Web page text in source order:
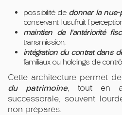
possibilité de donner la nue-
conservant l’usufruit
maintien de l’antériorité
transmission,
intégration du contrat dans
familiaux ou holdings de
Cette architecture permet de
du patrimoine, tout en
successorale, souvent
non préparés.